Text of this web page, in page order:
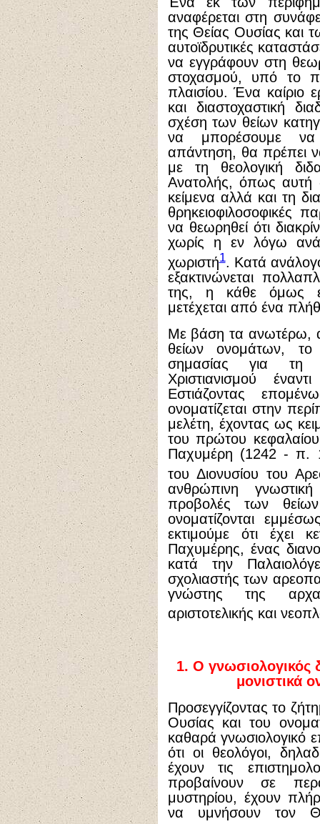
αναφέρεται στη
της Θείας Ουσίας και
αυτοϊδρυτικές
να εγγράφουν στη
στοχασμού, υπό το
πλαισίου. Ένα καίριο
και διαστοχαστική
σχέση των θείων
να μπορέσουμε να
απάντηση, θα πρέπει
με τη θεολογική
Ανατολής, όπως αυτή
κείμενα αλλά και τη
θρηκειοφιλοσοφικές
να θεωρηθεί ότι
χωρίς η εν λόγω
χωριστή1. Κατά
εξακτινώνεται
της, η κάθε όμως
μετέχεται από ένα
Με βάση τα ανωτέρω,
θείων ονομάτων, το
σημασίας για τη
Χριστιανισμού
Εστιάζοντας
ονοματίζεται στην
μελέτη, έχοντας ως
του πρώτου
Παχυμέρη (1242 - π.
του Διονυσίου του
ανθρώπινη
προβολές των
ονοματίζονται
εκτιμούμε ότι έχει
Παχυμέρης, ένας
κατά την
σχολιαστής των
γνώστης της
αριστοτελικής και
1. Ο γνωσιολογικός
μονιστικά
Προσεγγίζοντας το
Ουσίας και του
καθαρά γνωσιολογικό
ότι οι θεολόγοι,
έχουν τις
προβαίνουν σε
μυστηρίου, έχουν
να υμνήσουν τον